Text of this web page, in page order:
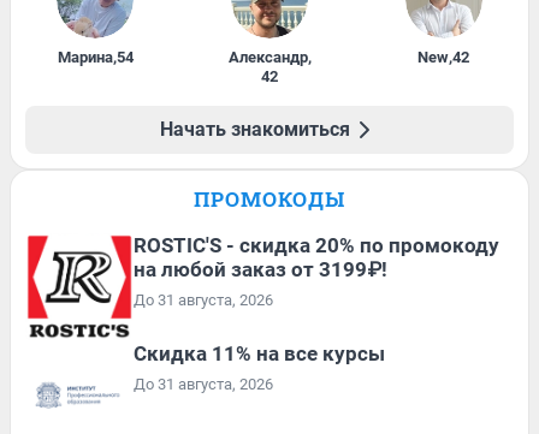
Марина,54 Александр,
42
New,42
Начать знакомиться
ПРОМОКОДЫ
ROSTIC'S - скидка 20% по промокоду
на любой заказ от 3199₽!
До 31 августа, 2026
Скидка 11% на все курсы
До 31 августа, 2026